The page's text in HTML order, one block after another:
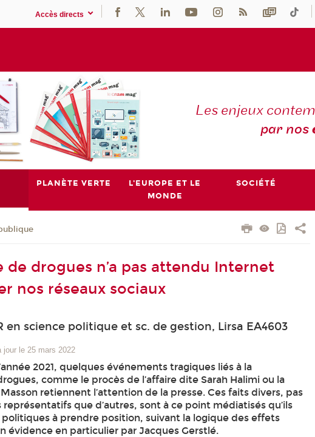
Accès directs
Les enjeux
par nos
PLANÈTE VERTE
L'EUROPE ET LE
MONDE
SOCIÉTÉ
de drogues n’a pas attendu Internet
nos réseaux sociaux
en science politique et sc. de gestion, Lirsa EA4603
jour le 25 mars 2022
2021, quelques événements tragiques liés à la
comme le procès de l’affaire dite Sarah Halimi ou la
retiennent l’attention de la presse. Ces faits divers, pas
que d’autres, sont à ce point médiatisés qu’ils
à prendre position, suivant la logique des effets
évidence en particulier par Jacques Gerstlé.